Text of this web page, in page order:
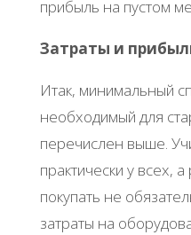
прибыль на пустом
Затраты и
Итак, минимальный
необходимый для
перечислен выше.
практически у всех,
покупать не
затраты на